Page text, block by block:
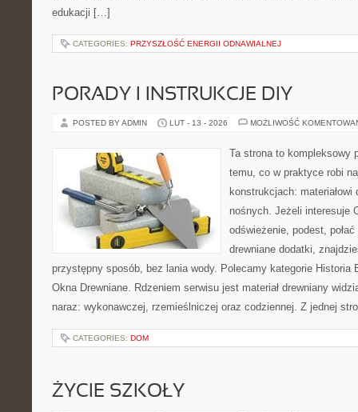
edukacji […]
CATEGORIES: PRZYSZŁOŚĆ ENERGII ODNAWIALNEJ
PORADY I INSTRUKCJE DIY
POSTED BY ADMIN LUT - 13 - 2026 MOŻLIWOŚĆ
Ta strona to kompleksowy
temu, co w praktyce robi
konstrukcjach:
nośnych. Jeżeli interesuje
odświeżenie, podest,
drewniane dodatki,
przystępny sposób, bez lania wody. Polecamy kategorie Historia
Okna Drewniane. Rdzeniem serwisu jest materiał drewniany
naraz: wykonawczej, rzemieślniczej oraz codziennej. Z jednej
CATEGORIES: DOM
ŻYCIE SZKOŁY